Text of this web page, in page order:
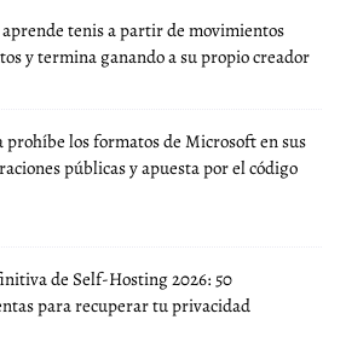
tenis a partir de movimientos
y termina ganando a su propio creador
prohíbe los formatos de Microsoft en sus
públicas y apuesta por el código
de Self-Hosting 2026: 50
para recuperar tu privacidad